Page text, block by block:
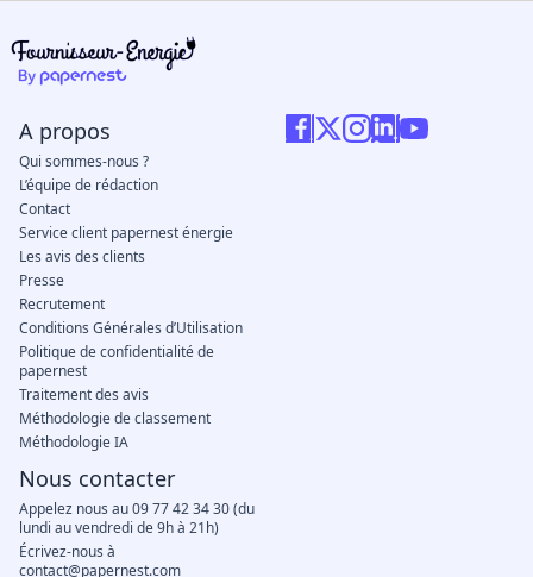
A propos
Qui sommes-nous ?
L’équipe de rédaction
Contact
Service client papernest énergie
Les avis des clients
Presse
Recrutement
Conditions Générales d’Utilisation
Politique de confidentialité de
papernest
Traitement des avis
Méthodologie de classement
Méthodologie IA
Nous contacter
Appelez nous au 09 77 42 34 30 (du
lundi au vendredi de 9h à 21h)
Écrivez-nous à
contact@papernest.com